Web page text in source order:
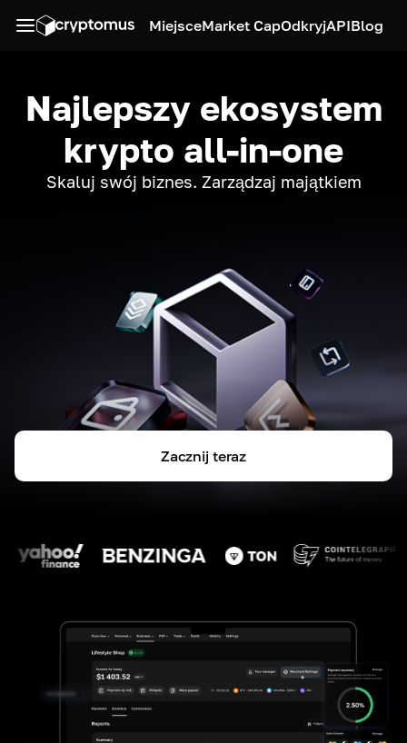
MiejsceMarket CapOdkryjAPIBlog
Najlepszy ekosystem
krypto all-in-one
Skaluj swój biznes. Zarządzaj majątkiem
Zacznij teraz